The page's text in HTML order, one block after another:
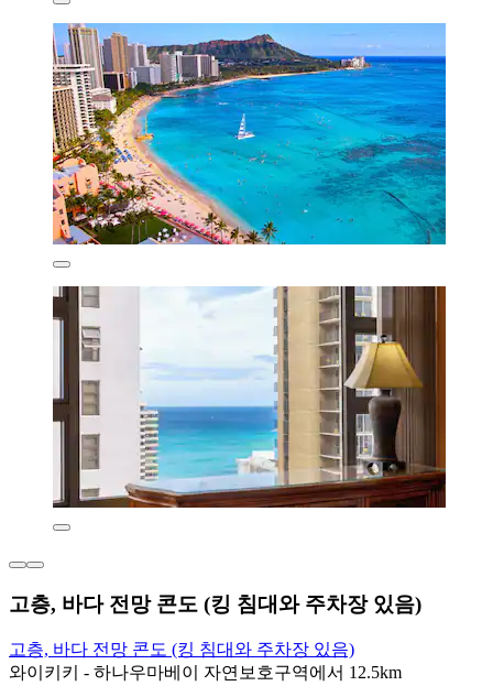
고층, 바다 전망 콘도 (킹 침대와 주차장 있음)
고층, 바다 전망 콘도 (킹 침대와 주차장 있음)
와이키키 - 하나우마베이 자연보호구역에서 12.5km